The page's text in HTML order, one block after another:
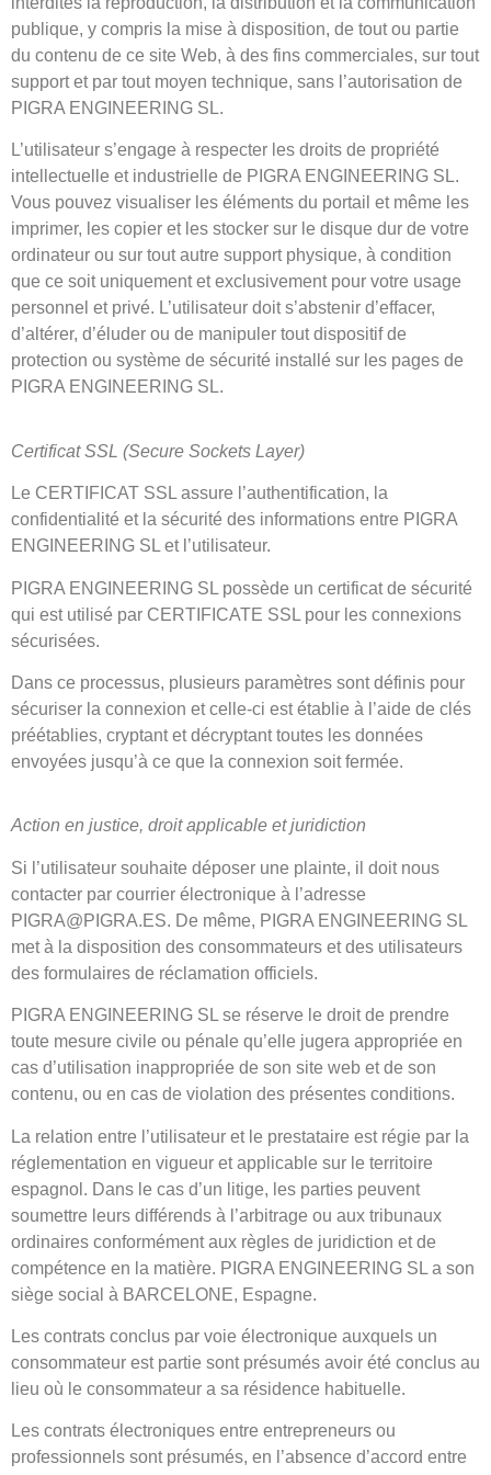
publique, y compris la mise à disposition, de tout ou partie
du contenu de ce site Web, à des fins commerciales, sur tout
support et par tout moyen technique, sans l’autorisation de
PIGRA ENGINEERING SL.
L’utilisateur s’engage à respecter les droits de propriété
intellectuelle et industrielle de PIGRA ENGINEERING SL.
Vous pouvez visualiser les éléments du portail et même les
imprimer, les copier et les stocker sur le disque dur de votre
ordinateur ou sur tout autre support physique, à condition
que ce soit uniquement et exclusivement pour votre usage
personnel et privé. L’utilisateur doit s’abstenir d’effacer,
d’altérer, d’éluder ou de manipuler tout dispositif de
protection ou système de sécurité installé sur les pages de
PIGRA ENGINEERING SL.
Certificat SSL (Secure Sockets Layer)
Le CERTIFICAT SSL assure l’authentification, la
confidentialité et la sécurité des informations entre PIGRA
ENGINEERING SL et l’utilisateur.
PIGRA ENGINEERING SL possède un certificat de sécurité
qui est utilisé par CERTIFICATE SSL pour les connexions
sécurisées.
Dans ce processus, plusieurs paramètres sont définis pour
sécuriser la connexion et celle-ci est établie à l’aide de clés
préétablies, cryptant et décryptant toutes les données
envoyées jusqu’à ce que la connexion soit fermée.
Action en justice, droit applicable et juridiction
Si l’utilisateur souhaite déposer une plainte, il doit nous
contacter par courrier électronique à l’adresse
PIGRA@PIGRA.ES. De même, PIGRA ENGINEERING SL
met à la disposition des consommateurs et des utilisateurs
des formulaires de réclamation officiels.
PIGRA ENGINEERING SL se réserve le droit de prendre
toute mesure civile ou pénale qu’elle jugera appropriée en
cas d’utilisation inappropriée de son site web et de son
contenu, ou en cas de violation des présentes conditions.
La relation entre l’utilisateur et le prestataire est régie par la
réglementation en vigueur et applicable sur le territoire
espagnol. Dans le cas d’un litige, les parties peuvent
soumettre leurs différends à l’arbitrage ou aux tribunaux
ordinaires conformément aux règles de juridiction et de
compétence en la matière. PIGRA ENGINEERING SL a son
siège social à BARCELONE, Espagne.
Les contrats conclus par voie électronique auxquels un
consommateur est partie sont présumés avoir été conclus au
lieu où le consommateur a sa résidence habituelle.
Les contrats électroniques entre entrepreneurs ou
professionnels sont présumés, en l’absence d’accord entre